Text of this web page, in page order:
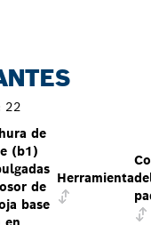
22
de
(b1)
de
base
Herramienta